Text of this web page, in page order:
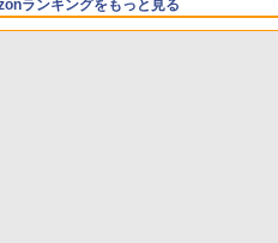
1TB SSDストレー
12MPセンターフレ
ランキングをもっと見る